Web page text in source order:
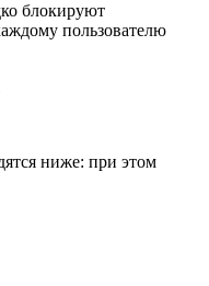
блокируют
пользователю
ниже: при этом